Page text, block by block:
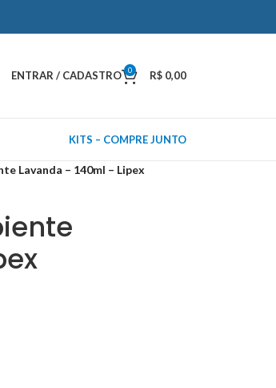
ENTRAR / CADASTRO 0 R$ 0,00
KITS – COMPRE JUNTO
Lavanda – 140ml – Lipex